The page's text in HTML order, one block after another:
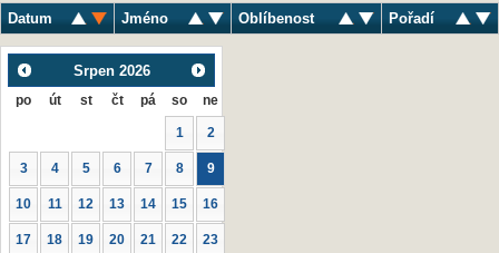
Datum Jméno Oblíbenost Pořadí
Srpen 2026
po út st čt pá so ne
1 2
3 4 5 6 7 8 9
10 11 12 13 14 15 16
17 18 19 20 21 22 23